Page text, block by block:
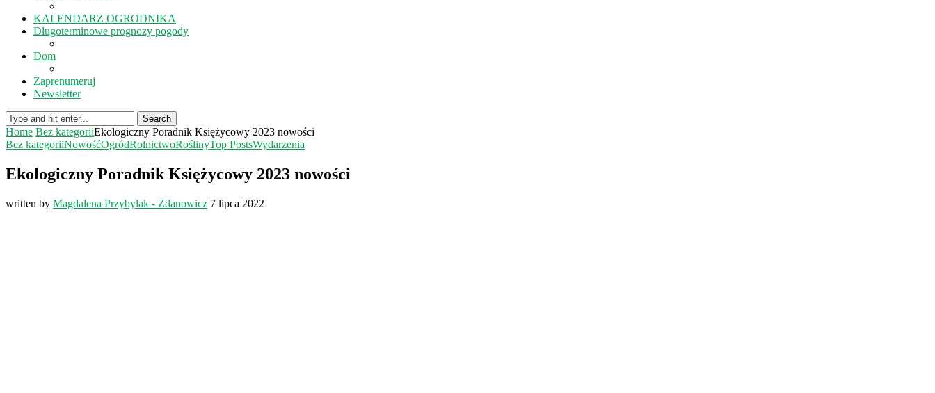
KALENDARZ OGRODNIKA
Długoterminowe prognozy pogody
Dom
Zaprenumeruj
Newsletter
Search
Home Bez kategoriiEkologiczny Poradnik Księżycowy 2023 nowości
Bez kategoriiNowośćOgródRolnictwoRoślinyTop PostsWydarzenia
Ekologiczny Poradnik Księżycowy 2023 nowości
written by Magdalena Przybylak - Zdanowicz 7 lipca 2022